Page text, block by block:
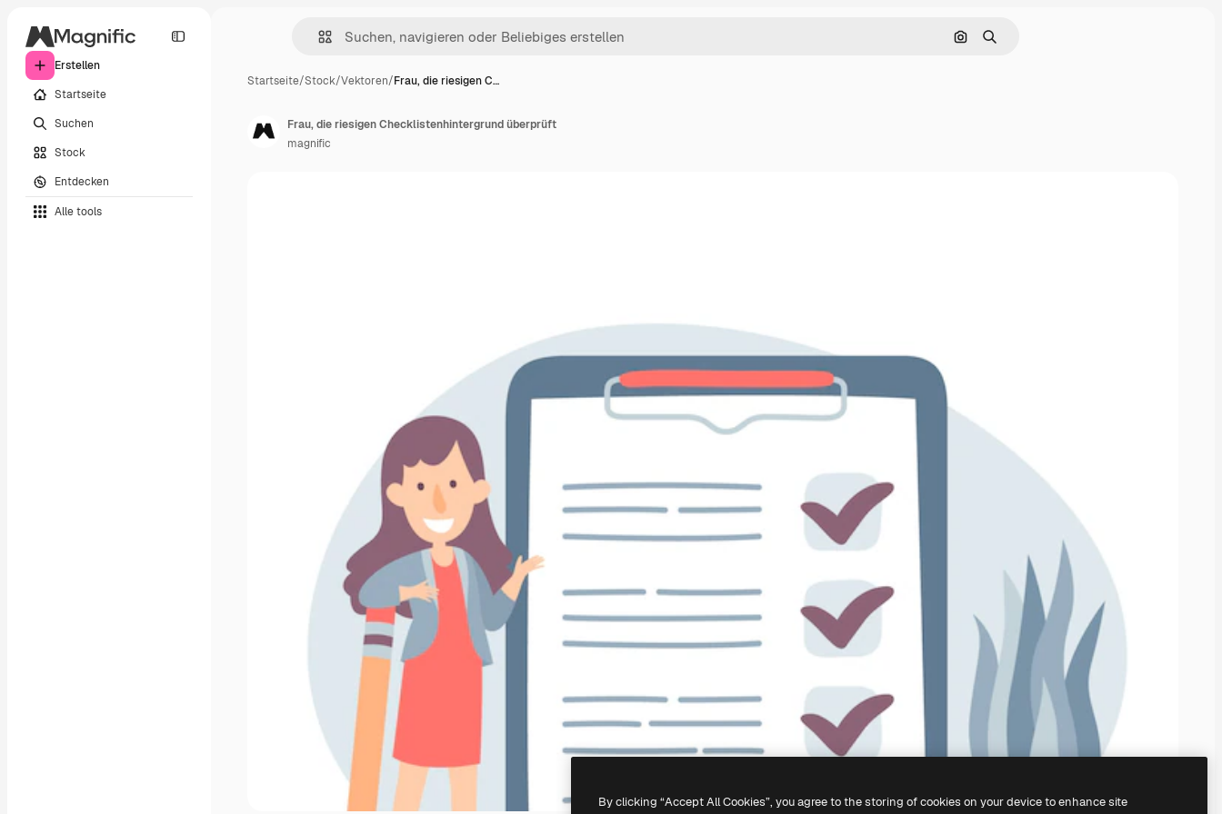
Erstellen
Startseite
Suchen
Stock
Entdecken
Alle tools
Nach Bild suchen
Suchen
Startseite/Stock/Vektoren/Frau, die riesigen C…
Frau, die riesigen Checklistenhintergrund überprüft
magnific
By clicking “Accept All Cookies”, you agree to the storing of cookies on your device to enhance site